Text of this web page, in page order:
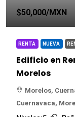
$50,000/MXN
RENTA NUEVA
Edificio en
Morelos
Morelos,
Cuernavaca,